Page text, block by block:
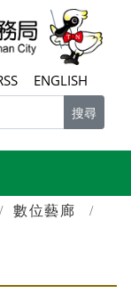
ENGLISH
搜尋
數位藝廊